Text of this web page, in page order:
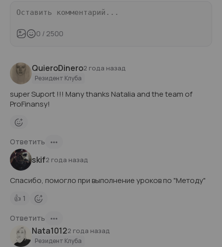
0 / 2500
QuieroDinero2 года назад
Резидент Клуба
super Suport !!! Many thanks Natalia and the team of
ProFinansy!
Ответить
skif2 года назад
Спасибо, помогло при выполнение уроков по "Методу"
👍 1
Ответить
Nata10122 года назад
Резидент Клуба